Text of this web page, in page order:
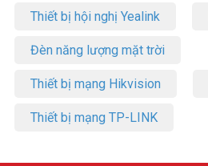
Thiết bị hội nghị Yealink
Đèn năng lượng mặt trời
Thiết bị mạng Hikvision
Thiết bị mạng TP-LINK